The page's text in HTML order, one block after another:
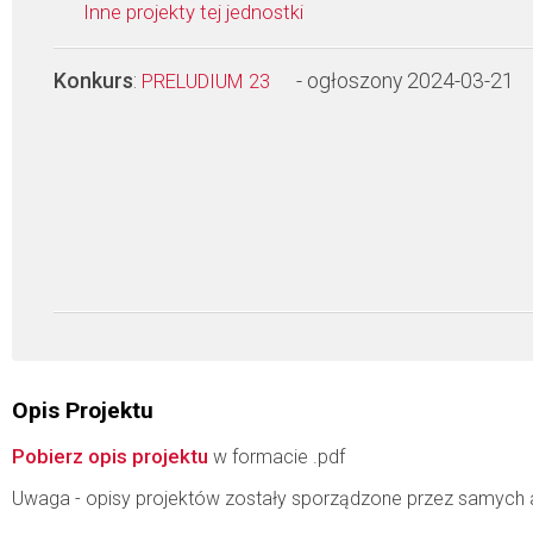
Inne projekty tej jednostki
Konkurs: PRELUDIUM 23 - ogłoszony 2024-03-21
Opis Projektu
Pobierz opis projektu w formacie .pdf
Uwaga - opisy projektów zostały sporządzone przez